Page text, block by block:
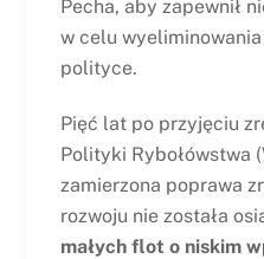
Pecha, aby zapewnił
w celu
polityce.
Pięć lat po przyjęciu
Polityki Rybołówstwa
zamierzona poprawa
rozwoju nie została
małych flot o niskim